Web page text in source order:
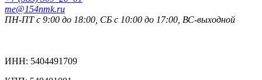
me@154nmk.ru
ПН-ПТ с 9:00 до 18:00, СБ с 10:00 до 17:00, ВС-выходной
ИНН: 5404491709